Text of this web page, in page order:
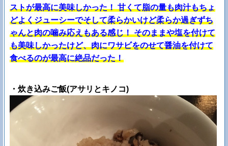
ストが最高に美味しかった！ 甘くて脂の量も肉汁もちょ
どよくジューシーでそして柔らかいけど柔らか過ぎずち
ゃんと肉の噛み応えもある感じ！ そのままや塩を付けて
も美味しかったけど、肉にワサビをのせて醤油を付けて
食べるのが最高に絶品だった！
・炊き込みご飯(アサリとキノコ)